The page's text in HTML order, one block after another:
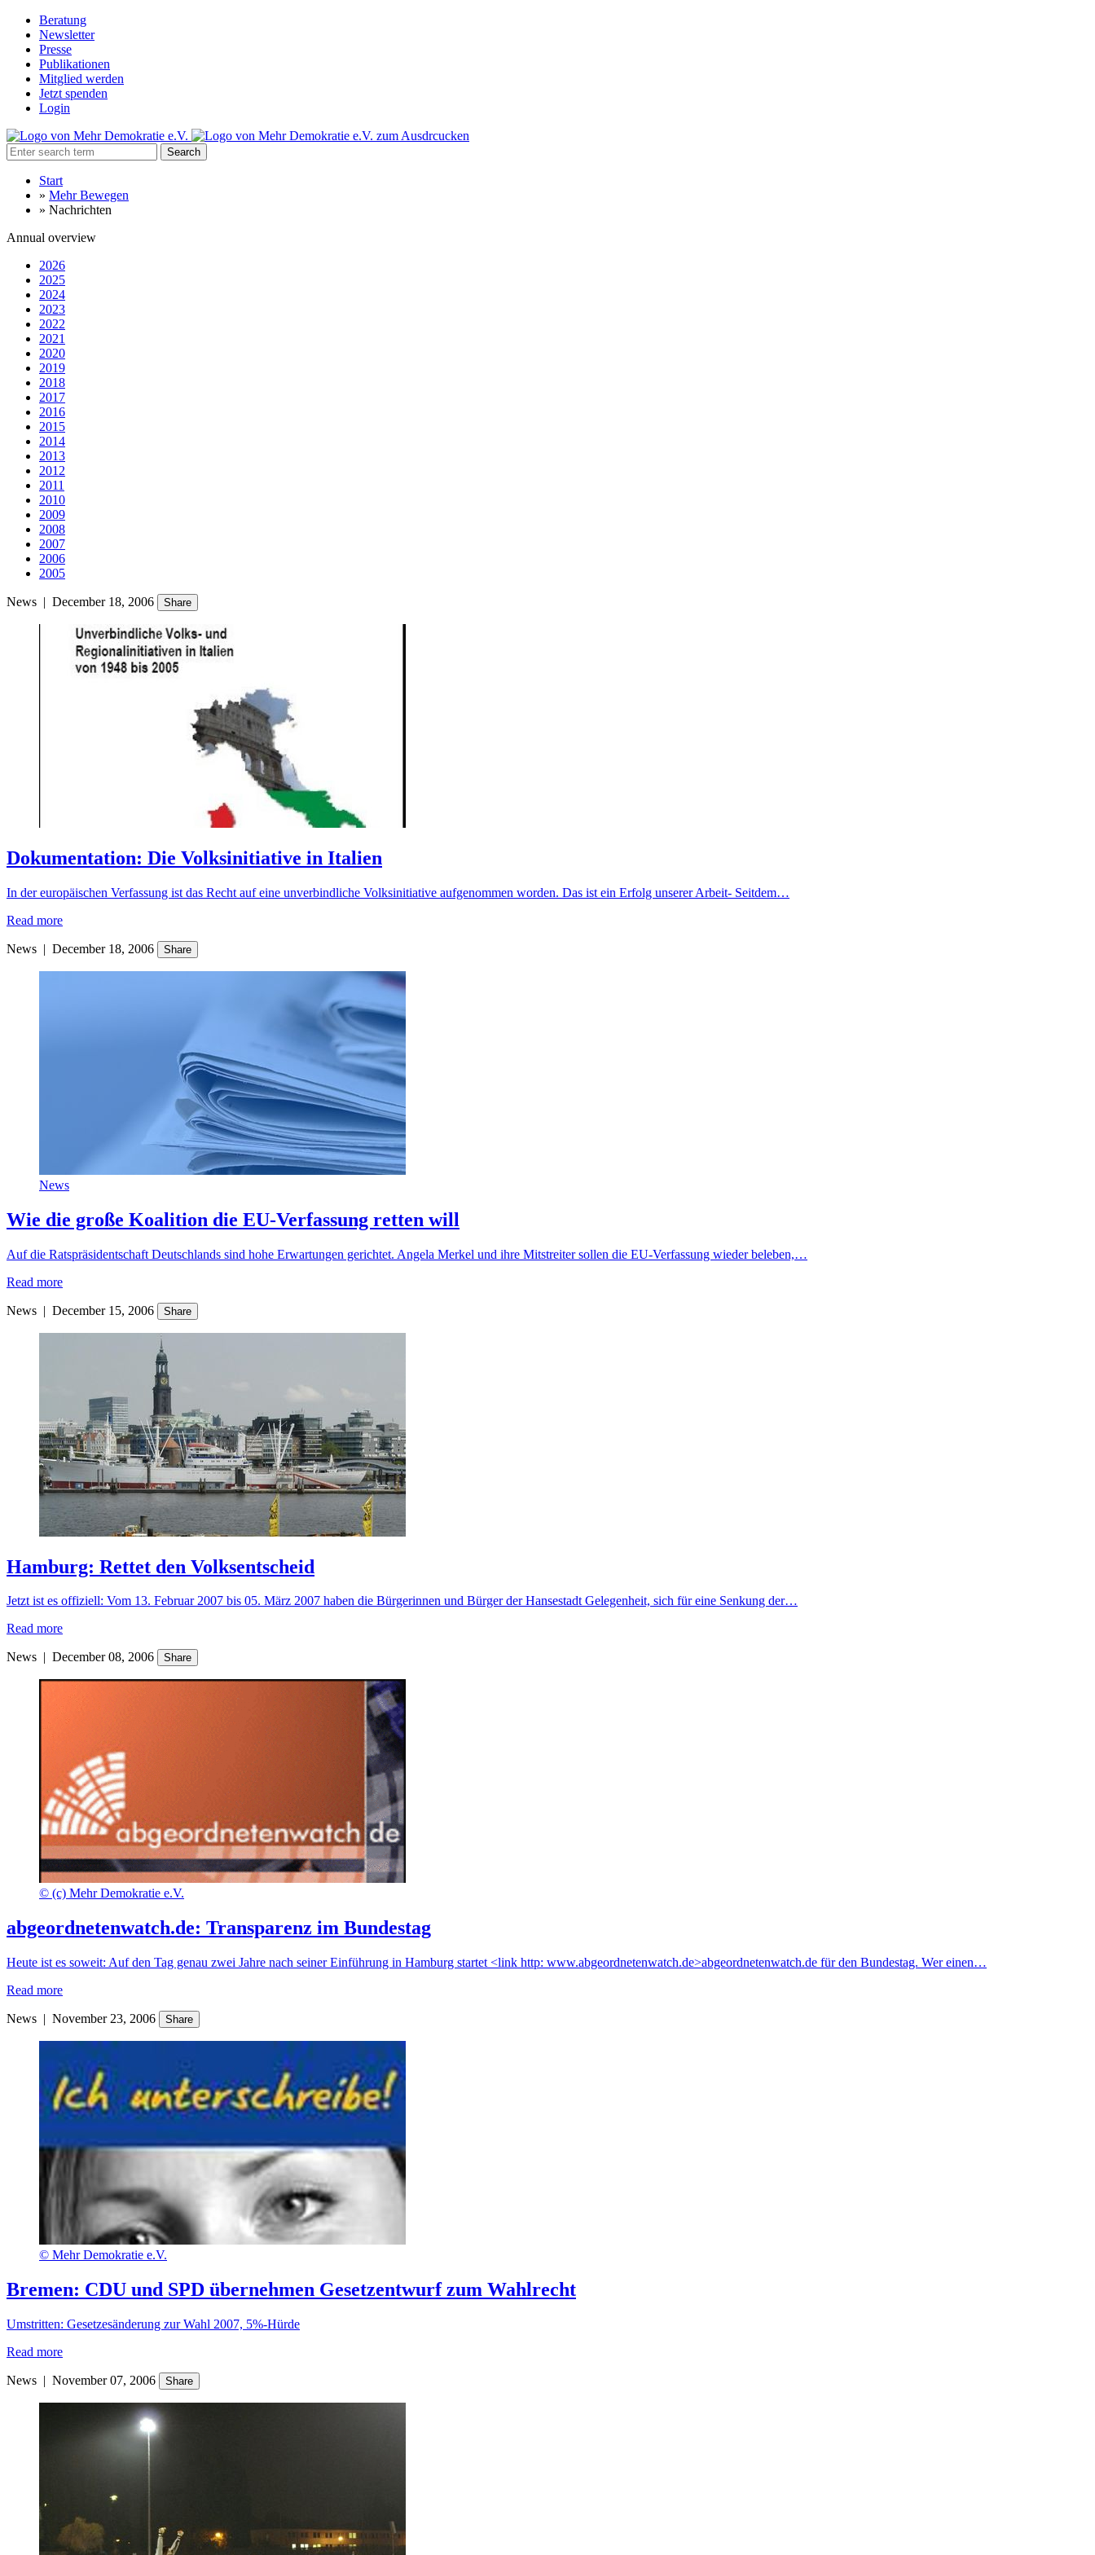
Beratung
Newsletter
Presse
Publikationen
Mitglied werden
Jetzt spenden
Login
Search
Start
» Mehr Bewegen
» Nachrichten
Annual overview
2026
2025
2024
2023
2022
2021
2020
2019
2018
2017
2016
2015
2014
2013
2012
2011
2010
2009
2008
2007
2006
2005
News | December 18, 2006 Share
Dokumentation: Die Volksinitiative in Italien
In der europäischen Verfassung ist das Recht auf eine unverbindliche Volksinitiative aufgenommen worden. Das ist ein Erfolg unserer Arbeit- Seitdem…
Read more
News | December 18, 2006 Share
News
Wie die große Koalition die EU-Verfassung retten will
Auf die Ratspräsidentschaft Deutschlands sind hohe Erwartungen gerichtet. Angela Merkel und ihre Mitstreiter sollen die EU-Verfassung wieder beleben,…
Read more
News | December 15, 2006 Share
Hamburg: Rettet den Volksentscheid
Jetzt ist es offiziell: Vom 13. Februar 2007 bis 05. März 2007 haben die Bürgerinnen und Bürger der Hansestadt Gelegenheit, sich für eine Senkung der…
Read more
News | December 08, 2006 Share
© (c) Mehr Demokratie e.V.
abgeordnetenwatch.de: Transparenz im Bundestag
Heute ist es soweit: Auf den Tag genau zwei Jahre nach seiner Einführung in Hamburg startet <link http: www.abgeordnetenwatch.de>abgeordnetenwatch.de für den Bundestag. Wer einen…
Read more
News | November 23, 2006 Share
© Mehr Demokratie e.V.
Bremen: CDU und SPD übernehmen Gesetzentwurf zum Wahlrecht
Umstritten: Gesetzesänderung zur Wahl 2007, 5%-Hürde
Read more
News | November 07, 2006 Share